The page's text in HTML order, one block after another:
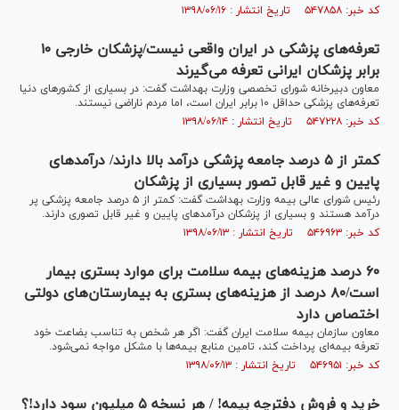
کد خبر: ۵۴۷۸۵۸ تاریخ انتشار : ۱۳۹۸/۰۶/۱۶
تعرفه‌های پزشکی در ایران واقعی نیست/پزشکان خارجی ۱۰
برابر پزشکان ایرانی تعرفه می‌گیرند
معاون دبیرخانه شورای تخصصی وزارت بهداشت گفت: در بسیاری از کشور‌های دنیا
تعرفه‌های پزشکی حداقل ۱۰ برابر ایران است، اما مردم ناراضی نیستند.
کد خبر: ۵۴۷۲۲۸ تاریخ انتشار : ۱۳۹۸/۰۶/۱۴
کمتر از ۵ درصد جامعه پزشکی درآمد بالا دارند/ درآمد‌های
پایین و غیر قابل تصور بسیاری از پزشکان
رئیس شورای عالی بیمه وزارت بهداشت گفت: کمتر از ۵ درصد جامعه پزشکی پر
درآمد هستند و بسیاری از پزشکان درآمد‌های پایین و غیر قابل تصوری دارند.
کد خبر: ۵۴۶۹۶۳ تاریخ انتشار : ۱۳۹۸/۰۶/۱۳
۶۰ درصد هزینه‌های بیمه سلامت برای موارد بستری بیمار
است/۸۰ درصد از هزینه‌های بستری به بیمارستان‌های دولتی
اختصاص دارد
معاون سازمان بیمه سلامت ایران گفت: اگر هر شخص به تناسب بضاعت خود
تعرفه بیمه‌ای پرداخت کند، تامین منابع بیمه‌ها با مشکل مواجه نمی‌شود.
کد خبر: ۵۴۶۹۵۱ تاریخ انتشار : ۱۳۹۸/۰۶/۱۳
خرید و فروش دفترچه بیمه! / هر نسخه ۵ میلیون سود دارد!؟